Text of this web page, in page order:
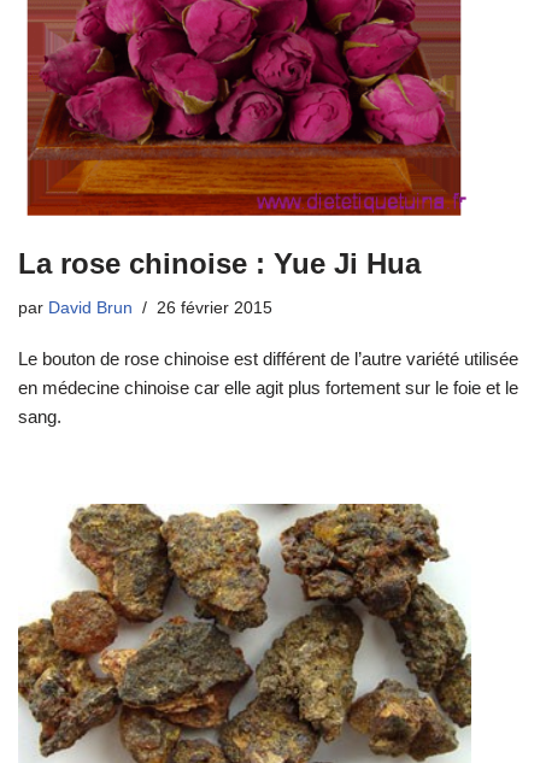
La rose chinoise : Yue Ji Hua
par David Brun 26 février 2015
Le bouton de rose chinoise est différent de l’autre variété utilisée
en médecine chinoise car elle agit plus fortement sur le foie et le
sang.